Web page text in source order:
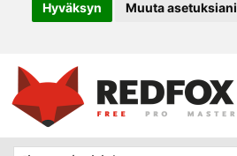
Hyväksyn Muuta asetuksiani